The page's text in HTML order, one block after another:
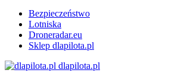
Bezpieczeństwo
Lotniska
Droneradar.eu
Sklep dlapilota.pl
dlapilota.pl